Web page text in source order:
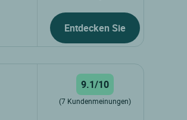
Entdecken Sie
9.1/10
(7 Kundenmeinungen)